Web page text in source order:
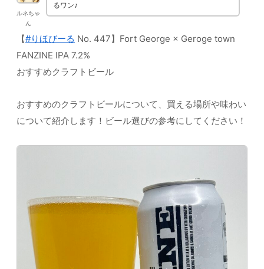
ルネちゃ
ん
るワン♪
【#りほびーる No. 447】Fort George × Geroge town
FANZINE IPA 7.2%
おすすめクラフトビール
おすすめのクラフトビールについて、買える場所や味わい
について紹介します！ビール選びの参考にしてください！